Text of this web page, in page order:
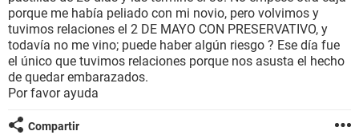
SEXUALIDAD
GLOSARIO
porque me había peliado con mi novio, pero volvimos y
tuvimos relaciones el 2 DE MAYO CON PRESERVATIVO, y
todavía no me vino; puede haber algún riesgo ? Ese día fue
el único que tuvimos relaciones porque nos asusta el hecho
de quedar embarazados.
Por favor ayuda
Compartir